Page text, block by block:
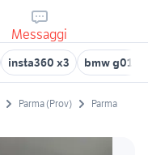
Messaggi
insta360 x3 bmw g01
Parma (Prov) Parma